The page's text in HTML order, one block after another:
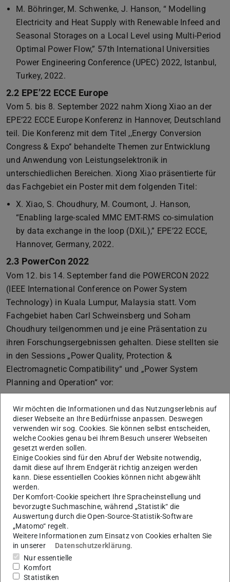
M. Böhringer, M. Schwenke, J. Hanson, “ Modelling
Electricity and Heat Supply with Renewable Infeed and
Seasonal Storages on a Local Level using Multi-Period
Optimal Power Flow,” 57th International Universities
Power Engineering Conference (UPEC) 2022, Istanbul,
Turkey, 2022.
2.2 EPE’22 ECCE Europe
Vom 5. bis 8. September 2022 nahm Xiong Xiao an der
EPE‘22 ECCE Europe Konferenz in Hannover, Deutschland
teil. Die Konferenz mit dem Titel ,,Energy Conversion
Congress & Expo‘‘ behandelte Themen zur Entwicklung
und Anwendung von Leistungselektronik in
unterschiedlichen Bereichen. Xiong Xiao präsentierte für
das Fachgebiet ein Poster mit dem folgenden Titel:
X. Xiao, S. Choudhury, M. Coumont, J. Hanson,
“Enabling large-scaled MMC EMT-RMS co-simulation
by data exchange in the loop (DXiL),” EPE’22 ECCE,
Hannover, Germany, 2022.
2.3 PowerCon 2022
Vom 12. bis 14. September fand die POWERCON 2022
(IEEE International Conference on Power System
Technology) in Kuala Lumpur, Malaysia statt. Vom
Fachgebiet haben Carl Schweinsberg und Soham
Choudhury teilgenommen und je eine Präsentation zu
ihren Forschungsergebnissen gehalten. Diese stellten sie
in den Sessions „Power Quality, Protection &
Electromagnetic Compatibility“ und „Power System
Planning and Operation“ vor:
background distortion of a real MV-network based on
measured data,” International Conference on Power
System Technology (POWERCON), 2022.
S. Choudhury, Q. Bonet, X. Xiao, J. Hanson, “Influence
of DC Network Structure on the Optimal Power Flow of
Hybrid AC-DC Transmission Grids”, International
Conference on Power System Technology
(POWERCON), 2022.
3. Veranstaltungen
Folgende Veranstaltungen des Fachgebiets E5 und
unserer energie- und elektrotechnischen Partner
Wir möchten die Informationen und das Nutzungserlebnis auf
dieser Webseite an Ihre Bedürfnisse anpassen. Deswegen
verwenden wir sog. Cookies. Sie können selbst entscheiden,
welche Cookies genau bei Ihrem Besuch unserer Webseiten
gesetzt werden sollen.
Einige Cookies sind für den Abruf der Website notwendig,
damit diese auf Ihrem Endgerät richtig anzeigen werden
kann. Diese essentiellen Cookies können nicht abgewählt
werden.
Der Komfort-Cookie speichert Ihre Spracheinstellung und
bevorzugte Suchmaschine, während „Statistik“ die
Auswertung durch die Open-Source-Statistik-Software
„Matomo“ regelt.
Weitere Informationen zum Einsatz von Cookies erhalten Sie
in unserer
Datenschutzerklärung.
Nur essentielle
Komfort
Statistiken